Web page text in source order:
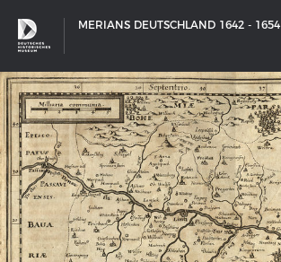
MERIANS DEUTSCHLAND 1642 - 1654